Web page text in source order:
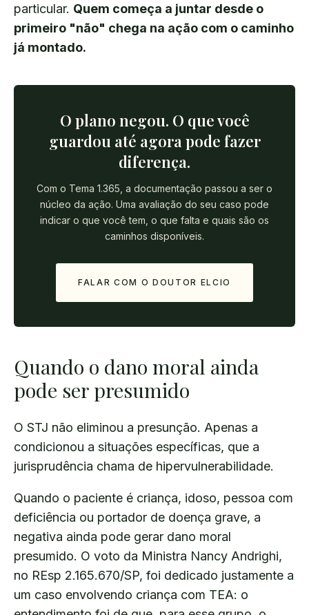
particular. Quem começa a juntar desde o
primeiro "não" chega na ação com o caminho
já montado.
O plano negou. O que você
guardou até agora pode fazer
diferença.
Com o Tema 1.365, a documentação passou a ser o
núcleo da ação. Uma avaliação do seu caso pode
indicar o que você tem, o que falta e quais são os
caminhos disponíveis.
FALAR COM O DOUTOR ELCIO
Quando o dano moral ainda
pode ser presumido
O STJ não eliminou a presunção. Apenas a
condicionou a situações específicas, que a
jurisprudência chama de hipervulnerabilidade.
Quando o paciente é criança, idoso, pessoa com
deficiência ou portador de doença grave, a
negativa ainda pode gerar dano moral
presumido. O voto da Ministra Nancy Andrighi,
no REsp 2.165.670/SP, foi dedicado justamente a
um caso envolvendo criança com TEA: o